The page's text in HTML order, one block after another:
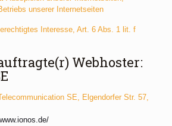
unserer Internetseiten
Interesse, Art. 6 Abs. 1 lit. f
Webhoster:
SE, Elgendorfer Str. 57,